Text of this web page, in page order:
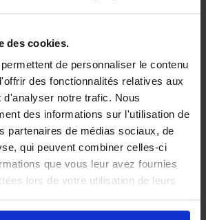
des cookies.
de personnaliser le contenu
des fonctionnalités relatives aux
d'analyser notre trafic. Nous
des informations sur l'utilisation de
partenaires de médias sociaux, de
qui peuvent combiner celles-ci
que vous leur avez fournies
lors de votre utilisation de leurs
Validervous acceptez
1/2
Kit Miellerie Dadant
367,30 € 293,84 €